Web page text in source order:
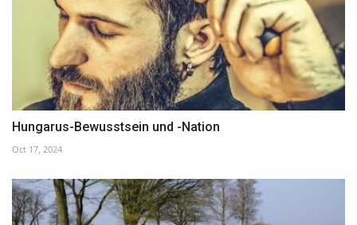
Hungarus-Bewusstsein und -Nation
Oct 17, 2024